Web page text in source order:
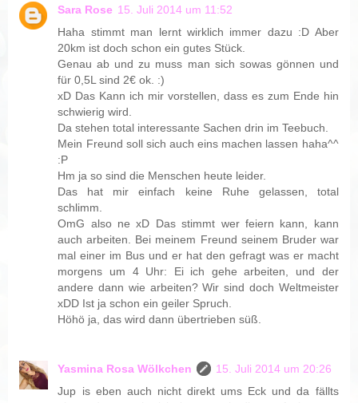
Sara Rose 15. Juli 2014 um 11:52
Haha stimmt man lernt wirklich immer dazu :D Aber
20km ist doch schon ein gutes Stück.
Genau ab und zu muss man sich sowas gönnen und
für 0,5L sind 2€ ok. :)
xD Das Kann ich mir vorstellen, dass es zum Ende hin
schwierig wird.
Da stehen total interessante Sachen drin im Teebuch.
Mein Freund soll sich auch eins machen lassen haha^^
:P
Hm ja so sind die Menschen heute leider.
Das hat mir einfach keine Ruhe gelassen, total
schlimm.
OmG also ne xD Das stimmt wer feiern kann, kann
auch arbeiten. Bei meinem Freund seinem Bruder war
mal einer im Bus und er hat den gefragt was er macht
morgens um 4 Uhr: Ei ich gehe arbeiten, und der
andere dann wie arbeiten? Wir sind doch Weltmeister
xDD Ist ja schon ein geiler Spruch.
Höhö ja, das wird dann übertrieben süß.
Yasmina Rosa Wölkchen
15. Juli 2014 um 20:26
Jup is eben auch nicht direkt ums Eck und da fällts